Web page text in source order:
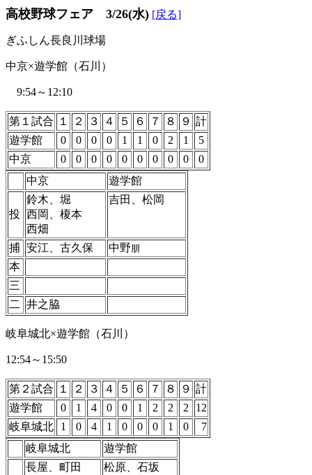
高校野球フェア 3/26(水) [戻る]
ぎふしん長良川球場
中京×遊学館（石川）
9:54～12:10
第１試合 １ ２ ３ ４ ５ ６ ７ ８ ９ 計
遊学館
0 0 0 0 1 1 0 2 1
5
中京
0 0 0 0 0 0 0 0 0
0
中京
遊学館
投
鈴木、堀
西岡、榎本
西畑
吉田、松岡
捕 安江、古久保 中野朋
本
三
二
井之脇
岐阜城北×遊学館（石川）
12:54～15:50
第２試合 １ ２ ３ ４ ５ ６ ７ ８ ９ 計
遊学館
0 1 4 0 0 1 2 2 2
12
岐阜城北
1 0 4 1 0 0 0 1 0
7
岐阜城北
遊学館
長屋、町田
松原、石坂